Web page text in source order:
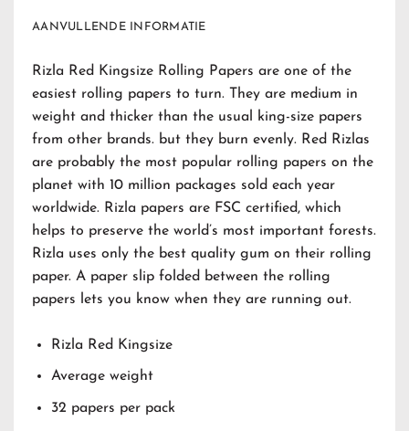
AANVULLENDE INFORMATIE
Rizla Red Kingsize Rolling Papers are one of the
easiest rolling papers to turn.
They are medium in
weight and thicker than the usual king-size papers
from other brands. but they burn evenly. Red Rizlas
are probably the most popular rolling papers on the
planet with 10 million packages sold each year
worldwide. Rizla papers are FSC certified, which
helps to preserve the world’s most important forests.
Rizla uses only the best quality gum on their rolling
paper. A paper slip folded between the rolling
papers lets you know when they are running out.
Rizla Red Kingsize
Average weight
32 papers per pack